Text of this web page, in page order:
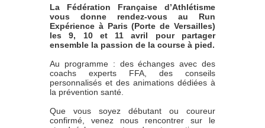
La Fédération Française d’Athlétisme
vous donne rendez-vous au Run
Expérience à Paris (Porte de Versailles)
les 9, 10 et 11 avril pour partager
ensemble la passion de la course à pied.
Au programme : des échanges avec des
coachs experts FFA, des conseils
personnalisés et des animations dédiées à
la prévention santé.
Que vous soyez débutant ou coureur
confirmé, venez nous rencontrer sur le